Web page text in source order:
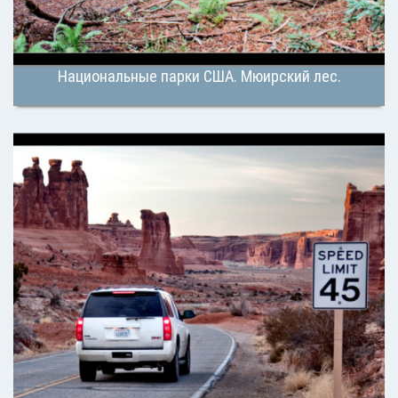
Национальные парки США. Мюирский лес.